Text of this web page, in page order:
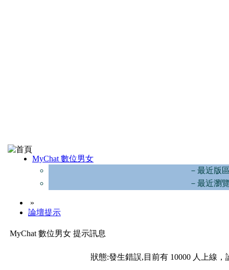
MyChat 數位男女
－最近版
－最近瀏
»
論壇提示
MyChat 數位男女 提示訊息
狀態:發生錯誤,目前有 10000 人上線